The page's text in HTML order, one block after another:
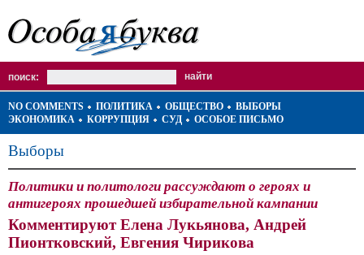
поиск:
NO COMMENTS ПОЛИТИКА ОБЩЕСТВО
ВЫБОРЫ
ЭКОНОМИКА
КОРРУПЦИЯ СУД ОСОБОЕ ПИСЬМО
Выборы
Политики и политологи рассуждают о героях и
антигероях прошедшей избирательной кампании
Комментируют Елена Лукьянова, Андрей
Пионтковский, Евгения Чирикова